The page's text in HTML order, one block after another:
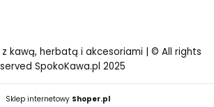
kawą, herbatą i akcesoriami | © All rights
SpokoKawa.pl 2025
Sklep internetowy Shoper.pl